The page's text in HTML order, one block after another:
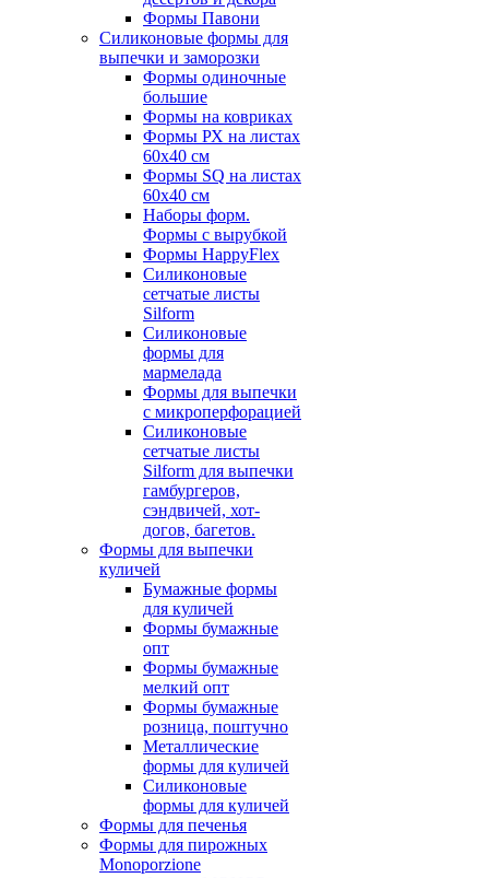
Формы Павони
Силиконовые формы для
выпечки и заморозки
Формы одиночные
большие
Формы на ковриках
Формы РХ на листах
60х40 см
Формы SQ на листах
60х40 см
Наборы форм.
Формы с вырубкой
Формы HappyFlex
Силиконовые
сетчатые листы
Silform
Силиконовые
формы для
мармелада
Формы для выпечки
с микроперфорацией
Силиконовые
сетчатые листы
Silform для выпечки
гамбургеров,
сэндвичей, хот-
догов, багетов.
Формы для выпечки
куличей
Бумажные формы
для куличей
Формы бумажные
опт
Формы бумажные
мелкий опт
Формы бумажные
розница, поштучно
Металлические
формы для куличей
Силиконовые
формы для куличей
Формы для печенья
Формы для пирожных
Monoporzione